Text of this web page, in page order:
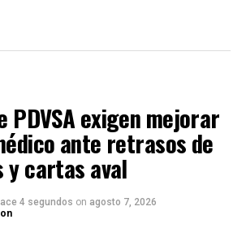
PDVSA exigen mejorar
ante retrasos de
y cartas aval
4 segundos on agosto 7, 2026